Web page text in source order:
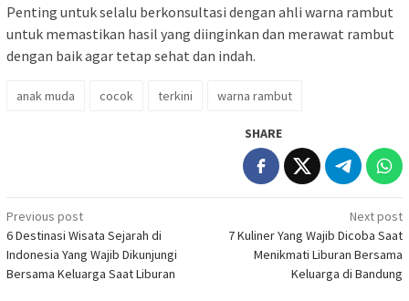
Penting untuk selalu berkonsultasi dengan ahli warna rambut
untuk memastikan hasil yang diinginkan dan merawat rambut
dengan baik agar tetap sehat dan indah.
anak muda cocok terkini warna rambut
SHARE
Post
navigation
Previous post
6 Destinasi Wisata Sejarah di
Indonesia Yang Wajib Dikunjungi
Bersama Keluarga Saat Liburan
Next post
7 Kuliner Yang Wajib Dicoba Saat
Menikmati Liburan Bersama
Keluarga di Bandung